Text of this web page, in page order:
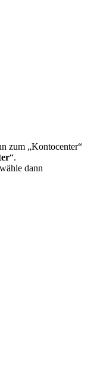
zum „Kontocenter“
“.
dann